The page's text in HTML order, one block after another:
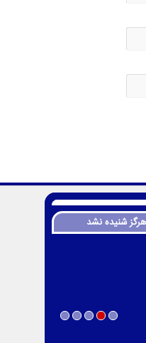
شنیده نشد